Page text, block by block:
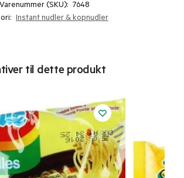
Varenummer (SKU): 7648
Instant nudler & kopnudler
til dette produkt